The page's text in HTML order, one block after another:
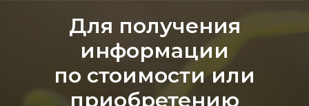
Для получения
информации
по стоимости или
приобретению